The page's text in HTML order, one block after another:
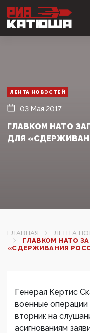
ЛЕНТА НОВОСТЕЙ
03 Мая 2017
ГЛАВКОМ НАТО
ДЛЯ
ГЛАВНАЯ
ЛЕНТА
ГЛАВКОМ НАТО
«СДЕРЖИВАНИЯ
Генерал Кертис
военные
вторник на
асигнованиям